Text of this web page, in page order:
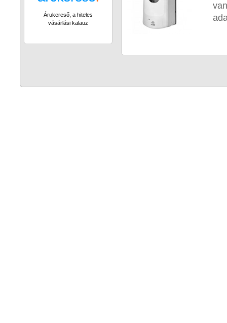
Árukereső, a hiteles
vásárlási kalauz